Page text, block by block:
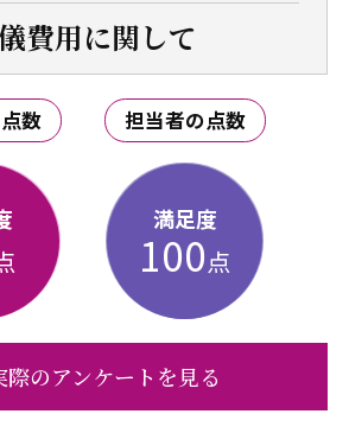
費用に関して
数 担当者の点数
満足度
100点
際のアンケートを見る